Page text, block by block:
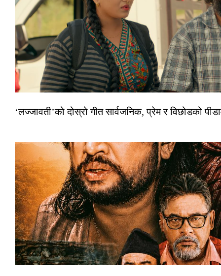
‘लज्जावती’को दोस्रो गीत सार्वजनिक, प्रेम र विछोडको